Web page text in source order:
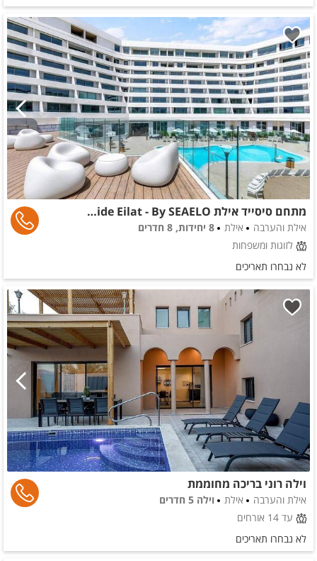
מתחם סיסייד אילת SeaSide Eilat - By SEAELO
אילת והערבה אילת
8 יחידות, 8 חדרים
לזוגות ומשפחות
לא נבחרו תאריכים
וילה רוני בריכה מחוממת
אילת והערבה אילת
וילה 5 חדרים
עד 14 אורחים
לא נבחרו תאריכים